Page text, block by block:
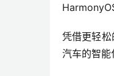
凭借更轻
汽车的智能